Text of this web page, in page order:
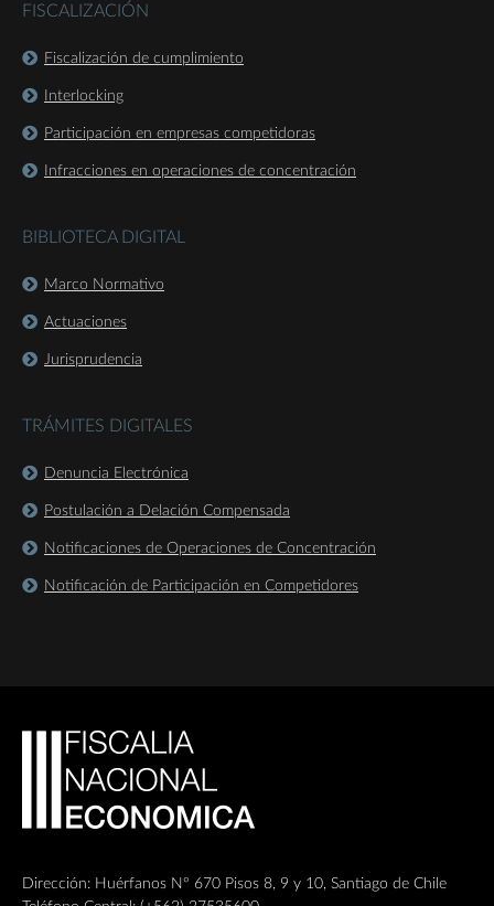
FISCALIZACIÓN
Fiscalización de cumplimiento
Interlocking
Participación en empresas competidoras
Infracciones en operaciones de concentración
BIBLIOTECA DIGITAL
Marco Normativo
Actuaciones
Jurisprudencia
TRÁMITES DIGITALES
Denuncia Electrónica
Postulación a Delación Compensada
Notificaciones de Operaciones de Concentración
Notificación de Participación en Competidores
Dirección: Huérfanos Nº 670 Pisos 8, 9 y 10, Santiago de Chile